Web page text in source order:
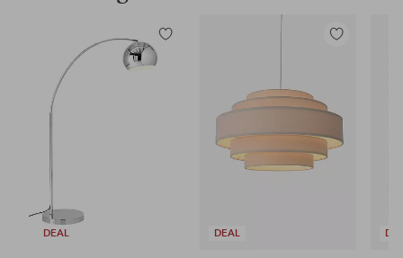
DEAL
Tilføj
til
DEAL
Tilføj